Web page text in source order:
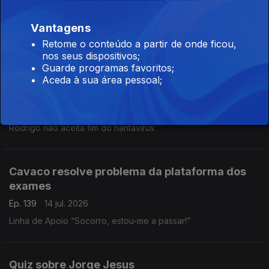
Ep. 141
16 jul. 2026
Burlas com Airbnb.
Rodrigo não aceita fim do hantavírus
Cavaco resolve problema da plataforma dos
exames
Ep. 139
14 jul. 2026
Linha de Apoio “Socorro, estou-me a passar!”
Quiz sobre Jorge Jesus
Vantagens
Retome o conteúdo a partir de onde ficou,
nos seus dispositivos;
Guarde programas favoritos;
Aceda à sua área pessoal;